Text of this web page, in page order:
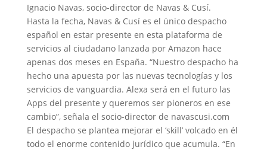
Ignacio Navas, socio-director de Navas & Cusí.
Hasta la fecha, Navas & Cusí es el único despacho
español en estar presente en esta plataforma de
servicios al ciudadano lanzada por Amazon hace
apenas dos meses en España. “Nuestro despacho ha
hecho una apuesta por las nuevas tecnologías y los
servicios de vanguardia. Alexa será en el futuro las
Apps del presente y queremos ser pioneros en ese
cambio”, señala el socio-director de navascusi.com
El despacho se plantea mejorar el ‘skill’ volcado en él
todo el enorme contenido jurídico que acumula. “En